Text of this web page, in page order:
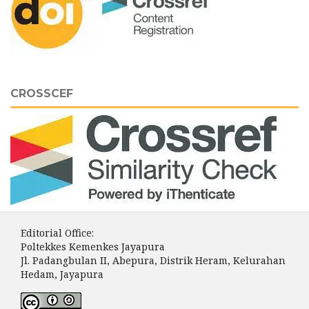
CROSSCEF
Editorial Office:
Poltekkes Kemenkes Jayapura
Jl. Padangbulan II, Abepura, Distrik Heram, Kelurahan
Hedam, Jayapura